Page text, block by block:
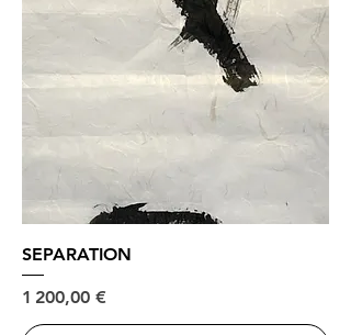
SEPARATION
Prix
1 200,00 €